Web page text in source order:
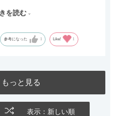
184cmとコンパクトなので圧迫感
、リビング全体がすっきり見えま
トです。さらに、わが家はソファ
取りなので、背面まできれいに仕
ないません。
を読む
参考になった Like!
もっと見る
表示：新しい順